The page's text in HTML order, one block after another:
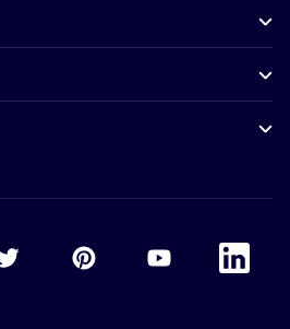
Accor TwitterAccor PinterestAccor Youtube
Accor